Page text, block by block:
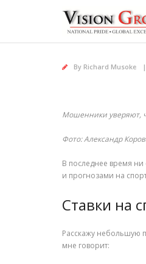
By Richard Musoke
Мошенники уверяют,
Фото: Александр
В последнее время
и прогнозами на
Ставки на
Расскажу небольшую
мне говорит: